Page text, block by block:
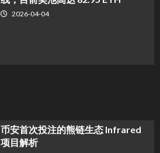
2026-04-04
币安首次投注的熊链生态 Infrared
项目解析